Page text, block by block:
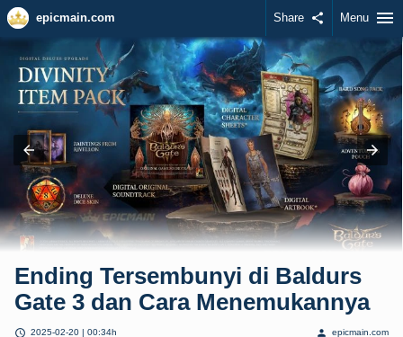
epicmain.com Share share Menu menu
Ending Tersembunyi di Baldurs
Gate 3 dan Cara Menemukannya
schedule 2025-02-20 | 00:34h person epicmain.com